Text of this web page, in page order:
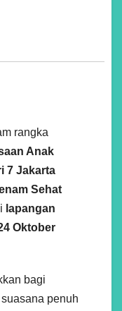
rangka
Anak
7 Jakarta
Sehat
lapangan
Oktober
bagi
penuh